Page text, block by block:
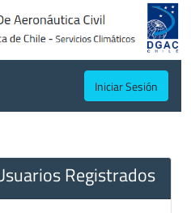
Iniciar Sesión
Registrados